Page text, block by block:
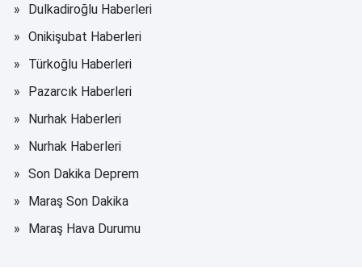
Dulkadiroğlu Haberleri
Onikişubat Haberleri
Türkoğlu Haberleri
Pazarcık Haberleri
Nurhak Haberleri
Nurhak Haberleri
Son Dakika Deprem
Maraş Son Dakika
Maraş Hava Durumu